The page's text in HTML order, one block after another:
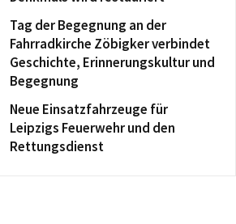
Tag der Begegnung an der
Fahrradkirche Zöbigker verbindet
Geschichte, Erinnerungskultur und
Begegnung
Neue Einsatzfahrzeuge für
Leipzigs Feuerwehr und den
Rettungsdienst